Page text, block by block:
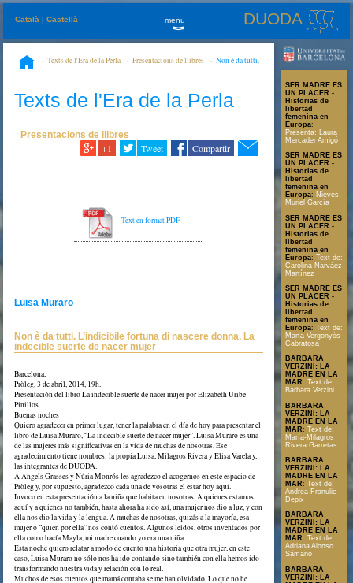
Català |Castellà DUODA
menu
»
Texts de l'Era de la Perla Presentacions de llibres
Non è da tutti.
Texts de l'Era de la Perla
Presentacions de llibres
+1 Tweet Compartir
Text en format PDF
Luisa Muraro
Non è da tutti. L’indicibile fortuna di nascere donna. La
indecible suerte de nacer mujer
Barcelona,
Pròleg, 3 de abril, 2014, 19h.
Presentación del libro La indecible suerte de nacer mujer por Elizabeth Uribe
Pinillos
Buenas noches
Quiero agradecer en primer lugar, tener la palabra en el día de hoy para presentar el
libro de Luisa Muraro, “La indecible suerte de nacer mujer”. Luisa Muraro es una
de las mujeres más significativas en la vida de muchas de nosotras. Ese
agradecimiento tiene nombres: la propia Luisa, Milagros Rivera y Elisa Varela y,
las integrantes de DUODA.
A Angels Grasses y Núria Monrós les agradezco el acogernos en este espacio de
Pròleg y, por supuesto, agradezco cada una de vosotras el estar hoy aquí.
Invoco en esta presentación a la niña que habita en nosotras. A quienes estamos
aquí y a quienes no también, hasta ahora ha sido así, una mujer nos dio a luz, y con
ella nos dio la vida y la lengua. A muchas de nosotras, quizás a la mayoría, esa
mujer o “quien por ella” nos contó cuentos. Algunos leídos, otros inventados por
ella como hacía Mayla, mi madre cuando yo era una niña.
Esta noche quiero relatar a modo de cuento una historia que otra mujer, en este
caso, Luisa Muraro no sólo nos ha ido contando sino también con ella hemos ido
transformando nuestra vida y relación con lo real.
Muchos de esos cuentos que mamá contaba se me han olvidado. Lo que no he
SER MADRE ES
UN PLACER -
Historias de
libertad
femenina en
Europa:
Presenta: Laura
Mercader Amigó
SER MADRE ES
UN PLACER -
Historias de
libertad
femenina en
Europa: Nieves
Muriel García
SER MADRE ES
UN PLACER -
Historias de
libertad
femenina en
Europa: Text de:
Carolina Narváez
Martínez
SER MADRE ES
UN PLACER -
Historias de
libertad
femenina en
Europa: Text de:
Marta Vergonyós
Cabratosa
BARBARA
VERZINI: LA
MADRE EN LA
MAR: Text de :
Barbara Verzini
BARBARA
VERZINI: LA
MADRE EN LA
MAR: Text de:
María-Milagros
Rivera Garretas
BARBARA
VERZINI: LA
MADRE EN LA
MAR: Text de:
Andrea Franulic
Depix
BARBARA
VERZINI: LA
MADRE EN LA
MAR: Text de:
Adriana Alonso
Sámano
BARBARA
VERZINI: LA